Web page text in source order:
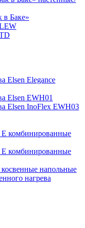
в Баке»
Elsen Elegance
Elsen EWH01
Elsen InoFlex EWH03
комбинированные
комбинированные
напольные
нагрева